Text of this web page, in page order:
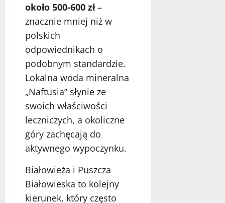
około 500-600 zł–
znacznie mniej niż w
polskich
odpowiednikach o
podobnym standardzie.
Lokalna woda mineralna
„Naftusia” słynie ze
swoich właściwości
leczniczych, a okoliczne
góry zachęcają do
aktywnego wypoczynku.
Białowieża i Puszcza
Białowieska to kolejny
kierunek, który często